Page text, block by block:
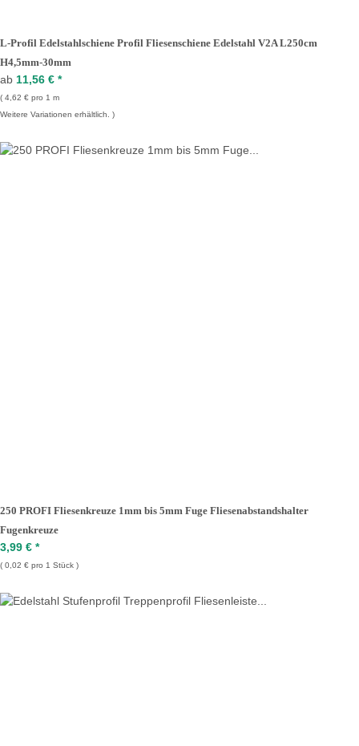
L-Profil Edelstahlschiene Profil Fliesenschiene Edelstahl V2A L250cm
H4,5mm-30mm
ab 11,56 € *
4,62 € pro 1 m
Weitere Variationen erhältlich.
250 PROFI Fliesenkreuze 1mm bis 5mm Fuge Fliesenabstandshalter
Fugenkreuze
3,99 € *
0,02 € pro 1 Stück